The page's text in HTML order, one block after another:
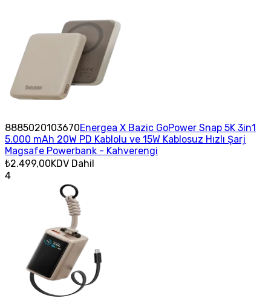
8885020103670Energea X Bazic GoPower Snap 5K 3in1
5.000 mAh 20W PD Kablolu ve 15W Kablosuz Hızlı Şarj
Magsafe Powerbank - Kahverengi
₺2.499,00KDV Dahil
4